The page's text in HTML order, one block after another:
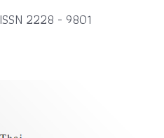
ISSN 2228 - 9801